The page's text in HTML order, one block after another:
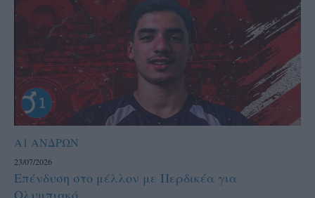
Α1 ΑΝΔΡΩΝ
23/07/2026
Επένδυση στο μέλλον με Περδικέα για
Ολυμπιακό